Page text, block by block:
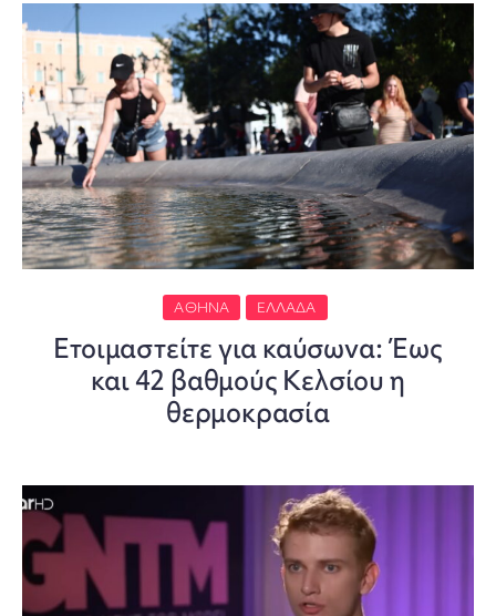
ΑΘΉΝΑ ΕΛΛΆΔΑ
Ετοιμαστείτε για καύσωνα: Έως
και 42 βαθμούς Κελσίου η
θερμοκρασία